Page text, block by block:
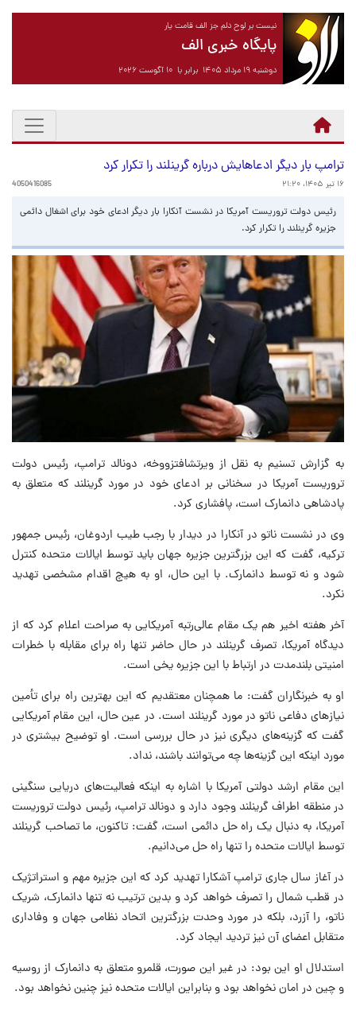
نیست بر لوح دلم جز الف قامت یار
پایگاه خبری الف
دوشنبه ۱۹ مرداد ۱۴۰۵ برابر با ۱۰ آگوست ۲۰۲۶
ترامپ بار دیگر ادعاهایش درباره گرینلند را تکرار کرد
۱۶ تیر ۱۴۰۵، ۲۱:۲۰ 4050416085
رئیس دولت تروریست آمریکا در نشست آنکارا بار دیگر ادعای خود برای اشغال دائمی
جزیره گرینلند را تکرار کرد.
به گزارش تسنیم به نقل از ویرتشافتزووخه، دونالد ترامپ، رئیس دولت
تروریست آمریکا در سخنانی بر ادعای خود در مورد گرینلند که متعلق به
پادشاهی دانمارک است، پافشاری کرد.
وی در نشست ناتو در آنکارا در دیدار با رجب طیب اردوغان، رئیس جمهور
ترکیه، گفت که این بزرگترین جزیره جهان باید توسط ایالات متحده کنترل
شود و نه توسط دانمارک. با این حال، او به هیچ اقدام مشخصی تهدید
نکرد.
آخر هفته اخیر هم یک مقام عالی‌رتبه آمریکایی به صراحت اعلام کرد که از
دیدگاه آمریکا، تصرف گرینلند در حال حاضر تنها راه برای مقابله با خطرات
امنیتی بلندمدت در ارتباط با این جزیره یخی است.
او به خبرنگاران گفت: ما همچنان معتقدیم که این بهترین راه برای تأمین
نیازهای دفاعی ناتو در مورد گرینلند است. در عین حال، این مقام آمریکایی
گفت که گزینه‌های دیگری نیز در حال بررسی است. او توضیح بیشتری در
مورد اینکه این گزینه‌ها چه می‌توانند باشند، نداد.
این مقام ارشد دولتی آمریکا با اشاره به اینکه فعالیت‌های دریایی سنگینی
در منطقه اطراف گرینلند وجود دارد و دونالد ترامپ، رئیس دولت تروریست
آمریکا، به دنبال یک راه حل دائمی است، گفت: تاکنون، ما تصاحب گرینلند
توسط ایالات متحده را تنها راه حل می‌دانیم.
در آغاز سال جاری ترامپ آشکارا تهدید کرد که این جزیره مهم و استراتژیک
در قطب شمال را تصرف خواهد کرد و بدین ترتیب نه تنها دانمارک، شریک
ناتو، را آزرد، بلکه در مورد وحدت بزرگترین اتحاد نظامی جهان و وفاداری
متقابل اعضای آن نیز تردید ایجاد کرد.
استدلال او این بود: در غیر این صورت، قلمرو متعلق به دانمارک از روسیه
و چین در امان نخواهد بود و بنابراین ایالات متحده نیز چنین نخواهد بود.